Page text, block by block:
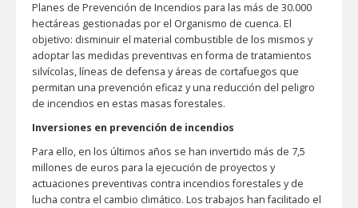
Planes de Prevención de Incendios para las más de 30.000
hectáreas gestionadas por el Organismo de cuenca. El
objetivo: disminuir el material combustible de los mismos y
adoptar las medidas preventivas en forma de tratamientos
silvícolas, líneas de defensa y áreas de cortafuegos que
permitan una prevención eficaz y una reducción del peligro
de incendios en estas masas forestales.
Inversiones en prevención de incendios
Para ello, en los últimos años se han invertido más de 7,5
millones de euros para la ejecución de proyectos y
actuaciones preventivas contra incendios forestales y de
lucha contra el cambio climático. Los trabajos han facilitado el